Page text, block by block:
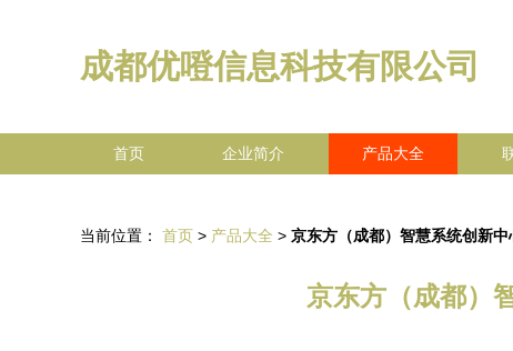
成都优噔信息科技有限公司
首页 企业简介 产品大全
当前位置： 首页 > 产品大全 > 京东方（成都）智慧系统创新
京东方（成都）